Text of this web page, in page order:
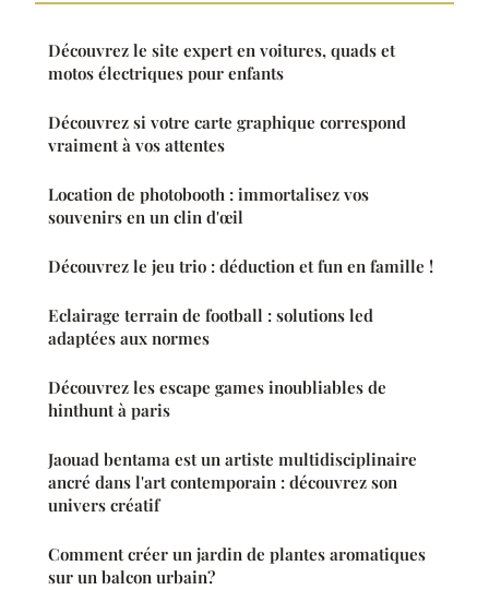
Découvrez le site expert en voitures, quads et
motos électriques pour enfants
Découvrez si votre carte graphique correspond
vraiment à vos attentes
Location de photobooth : immortalisez vos
souvenirs en un clin d'œil
Découvrez le jeu trio : déduction et fun en famille !
Eclairage terrain de football : solutions led
adaptées aux normes
Découvrez les escape games inoubliables de
hinthunt à paris
Jaouad bentama est un artiste multidisciplinaire
ancré dans l'art contemporain : découvrez son
univers créatif
Comment créer un jardin de plantes aromatiques
sur un balcon urbain?